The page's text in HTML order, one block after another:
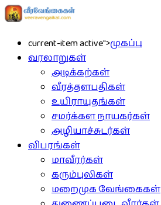
current-item active">முகப்பு
வரலாறுகள்
அடிக்கற்கள்
வீரத்தளபதிகள்
உயிராயுதங்கள்
சமர்க்கள நாயகர்கள்
அழியாச்சுடர்கள்
விபரங்கள்
மாவீரர்கள்
கரும்புலிகள்
மறைமுக வேங்கைகள்